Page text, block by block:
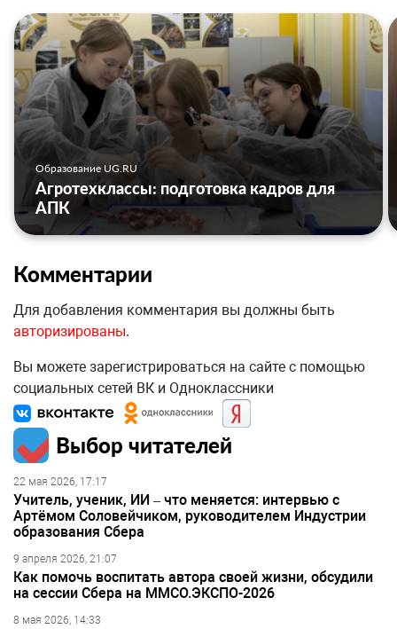
Образование UG.RU
Агротехклассы: подготовка кадров для
АПК
Комментарии
Для добавления комментария вы должны быть
авторизированы.
Вы можете зарегистрироваться на сайте с помощью
социальных сетей ВК и Одноклассники
Выбор читателей
22 мая 2026, 17:17
Учитель, ученик, ИИ – что меняется: интервью с
Артёмом Соловейчиком, руководителем Индустрии
образования Сбера
9 апреля 2026, 21:07
Как помочь воспитать автора своей жизни, обсудили
на сессии Сбера на ММСО.ЭКСПО-2026
8 мая 2026, 14:33